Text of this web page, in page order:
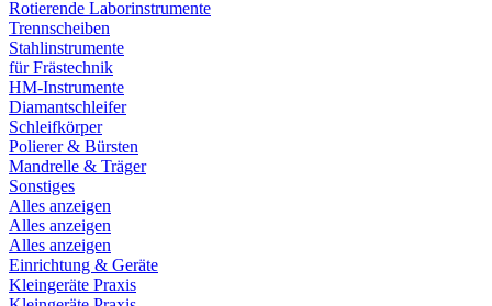
Rotierende Laborinstrumente
Trennscheiben
Stahlinstrumente
für Frästechnik
HM-Instrumente
Diamantschleifer
Schleifkörper
Polierer & Bürsten
Mandrelle & Träger
Sonstiges
Alles anzeigen
Alles anzeigen
Alles anzeigen
Einrichtung & Geräte
Kleingeräte Praxis